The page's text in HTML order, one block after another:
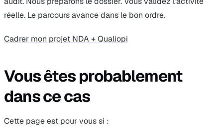
réelle. Le parcours avance dans le bon ordre.
Cadrer mon projet NDA + Qualiopi
Vous êtes probablement
dans ce cas
Cette page est pour vous si :